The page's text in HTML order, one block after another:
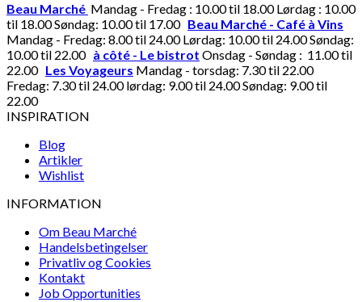
Beau Marché Mandag - Fredag : 10.00 til 18.00 Lørdag : 10.00
til 18.00 Søndag: 10.00 til 17.00 Beau Marché - Café à Vins
Mandag - Fredag: 8.00 til 24.00 Lørdag: 10.00 til 24.00 Søndag:
10.00 til 22.00 à côté - Le bistrot Onsdag - Søndag : 11.00 til
22.00 Les Voyageurs Mandag - torsdag: 7.30 til 22.00
Fredag: 7.30 til 24.00 lørdag: 9.00 til 24.00 Søndag: 9.00 til
22.00
INSPIRATION
Blog
Artikler
Wishlist
INFORMATION
Om Beau Marché
Handelsbetingelser
Privatliv og Cookies
Kontakt
Job Opportunities